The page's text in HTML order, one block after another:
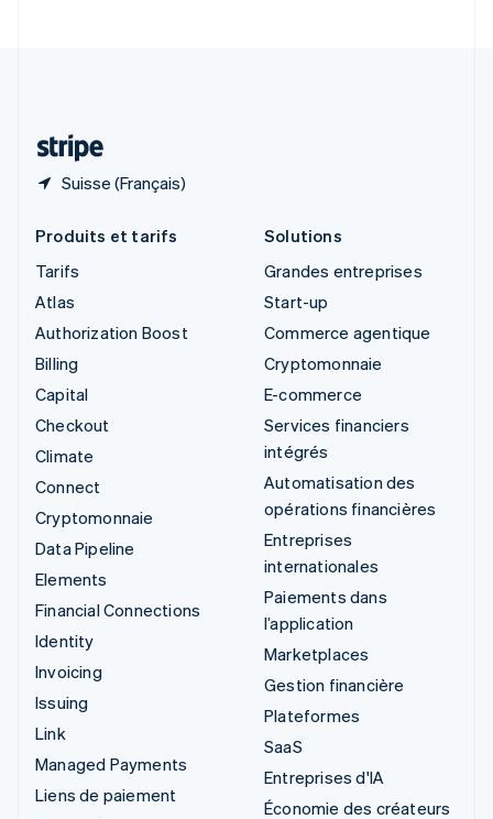
Suisse (Français)
Produits et tarifs
Tarifs
Atlas
Authorization Boost
Billing
Capital
Checkout
Climate
Connect
Cryptomonnaie
Data Pipeline
Elements
Financial Connections
Identity
Invoicing
Issuing
Link
Managed Payments
Liens de paiement
Solutions
Grandes entreprises
Start-up
Commerce agentique
Cryptomonnaie
E-commerce
Services financiers
intégrés
Automatisation des
opérations financières
Entreprises
internationales
Paiements dans
l’application
Marketplaces
Gestion financière
Plateformes
SaaS
Entreprises d'IA
Économie des créateurs